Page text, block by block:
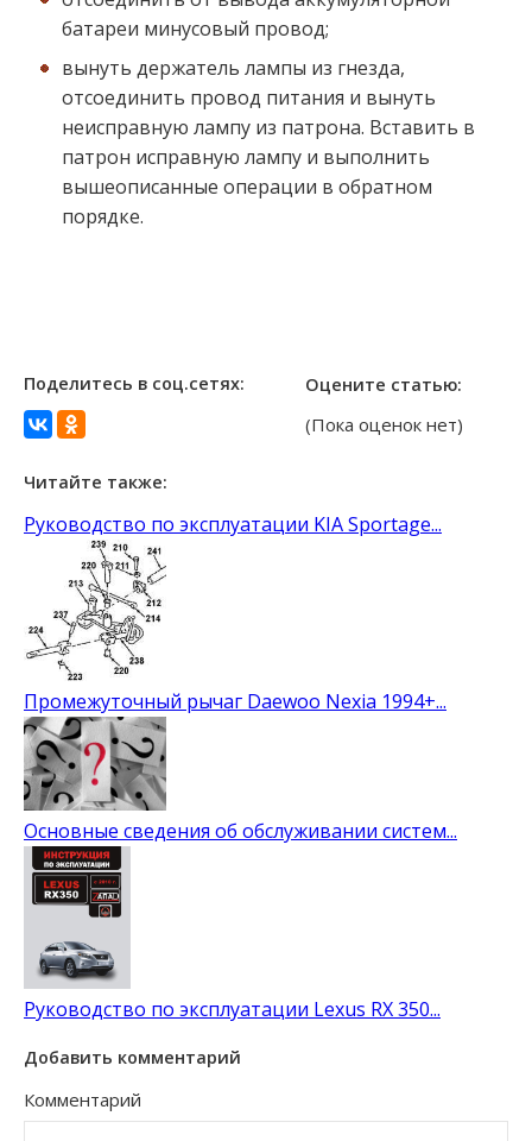
батареи минусовый провод;
вынуть держатель лампы из гнезда,
отсоединить провод питания и вынуть
неисправную лампу из патрона. Вставить в
патрон исправную лампу и выполнить
вышеописанные операции в обратном
порядке.
Поделитесь в соц.сетях: Оцените статью:
(Пока оценок нет)
Читайте также:
Руководство по эксплуатации KIA Sportage...
Промежуточный рычаг Daewoo Nexia 1994+...
Основные сведения об обслуживании систем...
Руководство по эксплуатации Lexus RX 350...
Добавить комментарий
Комментарий